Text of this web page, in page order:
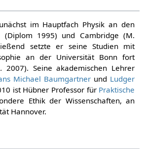
im Hauptfach Physik an den
(Diplom 1995) und Cambridge (M.
setzte er seine Studien mit
an der Universität Bonn fort
2007). Seine akademischen Lehrer
Michael Baumgartner und Ludger
ist Hübner Professor für Praktische
Ethik der Wissenschaften, an
Hannover.